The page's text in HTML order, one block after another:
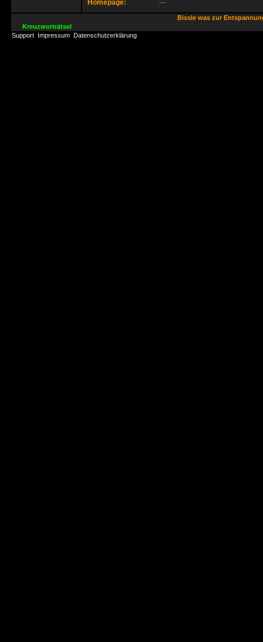
Homepage: ---
Bissle was zur
Kreuzworträtsel
Support Impressum Datenschutzerklärung